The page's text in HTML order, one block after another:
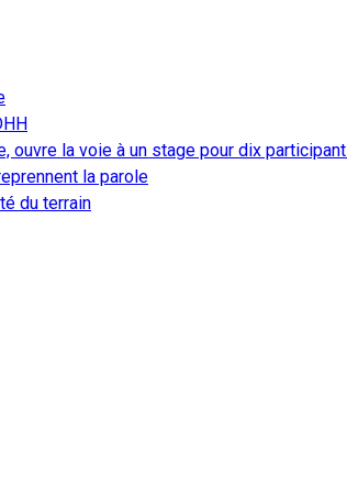
ouvre la voie à un stage pour dix
la parole
du terrain